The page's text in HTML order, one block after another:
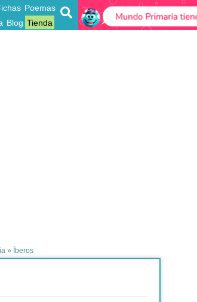
Poemas
Blog Tienda
» Íberos